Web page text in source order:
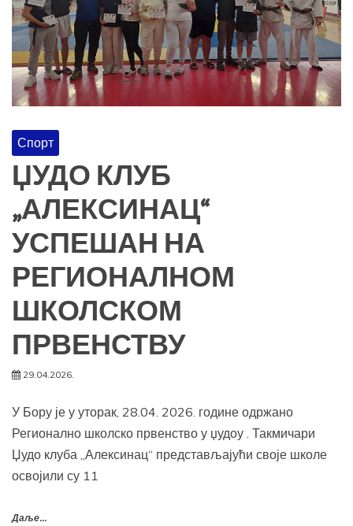
Спорт
ЏУДО КЛУБ
„АЛЕКСИНАЦ“
УСПЕШАН НА
РЕГИОНАЛНОМ
ШКОЛСКОМ
ПРВЕНСТВУ
29.04.2026.
У Бору је у уторак, 28.04. 2026. године одржано
Регионално школско првенство у џудоу . Такмичари
Џудо клуба „Алексинац“ представљајући своје школе
освојили су 11
Даље...